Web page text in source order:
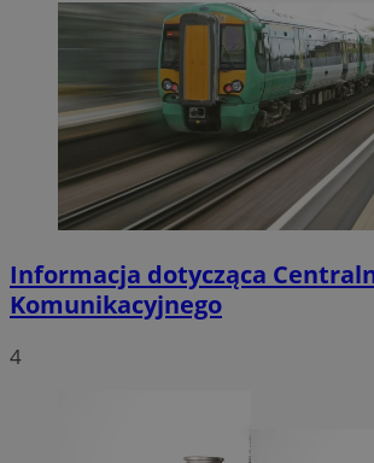
Informacja dotycząca
Komunikacyjnego
4